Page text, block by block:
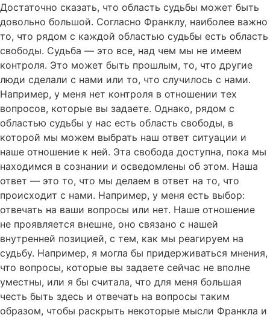
Достаточно сказать, что область судьбы может быть
довольно большой. Согласно Франклу, наиболее важно
то, что рядом с каждой областью судьбы есть область
свободы. Судьба — это все, над чем мы не имеем
контроля. Это может быть прошлым, то, что другие
люди сделали с нами или то, что случилось с нами.
Например, у меня нет контроля в отношении тех
вопросов, которые вы задаете. Однако, рядом с
областью судьбы у нас есть область свободы, в
которой мы можем выбрать наш ответ ситуации и
наше отношение к ней. Эта свобода доступна, пока мы
находимся в сознании и осведомлены об этом. Наша
ответ — это то, что мы делаем в ответ на то, что
происходит с нами. Например, у меня есть выбор:
отвечать на ваши вопросы или нет. Наше отношение
не проявляется внешне, оно связано с нашей
внутренней позицией, с тем, как мы реагируем на
судьбу. Например, я могла бы придерживаться мнения,
что вопросы, которые вы задаете сейчас не вполне
уместны, или я бы считала, что для меня большая
честь быть здесь и отвечать на вопросы таким
образом, чтобы раскрыть некоторые мысли Франкла и